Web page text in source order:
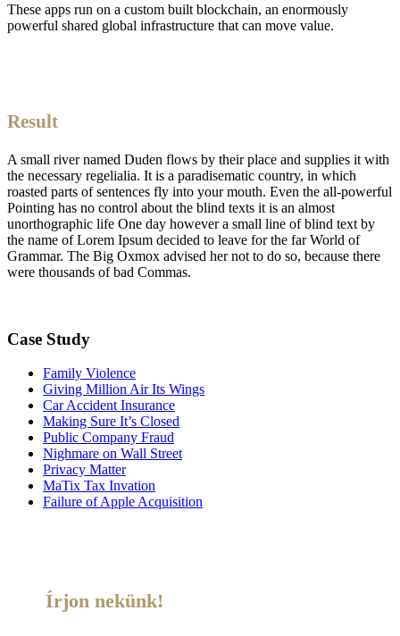
These apps run on a custom built blockchain, an enormously
powerful shared global infrastructure that can move value.
Result
A small river named Duden flows by their place and supplies it with
the necessary regelialia. It is a paradisematic country, in which
roasted parts of sentences fly into your mouth. Even the all-powerful
Pointing has no control about the blind texts it is an almost
unorthographic life One day however a small line of blind text by
the name of Lorem Ipsum decided to leave for the far World of
Grammar. The Big Oxmox advised her not to do so, because there
were thousands of bad Commas.
Case Study
Family Violence
Giving Million Air Its Wings
Car Accident Insurance
Making Sure It’s Closed
Public Company Fraud
Nighmare on Wall Street
Privacy Matter
MaTix Tax Invation
Failure of Apple Acquisition
Írjon nekünk!